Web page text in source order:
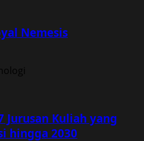
Nemesis
Jurusan Kuliah yang
hingga 2030